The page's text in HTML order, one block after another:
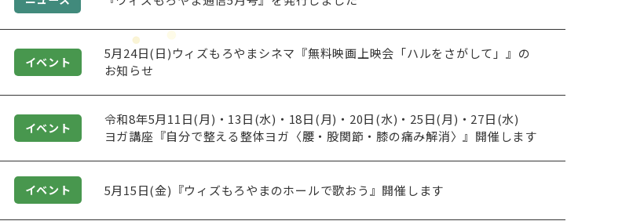
イベント
5月24日(日)ウィズもろやまシネマ『無料映画上映会「ハルをさがして」』の
お知らせ
イベント
令和8年5月11日(月)・13日(水)・18日(月)・20日(水)・25日(月)・27日(水)
ヨガ講座『自分で整える整体ヨガ〈腰・股関節・膝の痛み解消〉』開催します
イベント 5月15日(金)『ウィズもろやまのホールで歌おう』開催します